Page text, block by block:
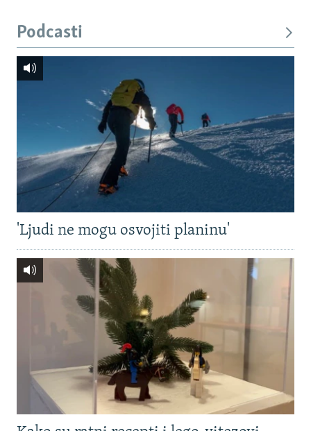
Podcasti
'Ljudi ne mogu osvojiti planinu'